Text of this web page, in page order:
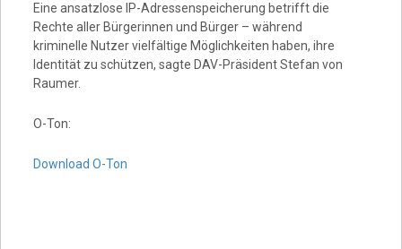
Eine ansatzlose IP-Adressenspeicherung betrifft die
Rechte aller Bürgerinnen und Bürger – während
kriminelle Nutzer vielfältige Möglichkeiten haben, ihre
Identität zu schützen, sagte DAV-Präsident Stefan von
Raumer.
O-Ton:
Download O-Ton